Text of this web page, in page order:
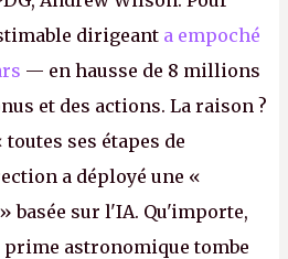
dirigeant a empoché
— en hausse de 8 millions
et des actions. La raison ?
toutes ses étapes de
a déployé une «
basée sur l'IA. Qu'importe,
prime astronomique tombe